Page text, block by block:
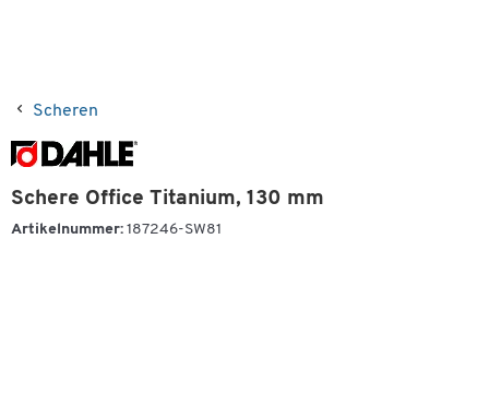
Scheren
Schere Office Titanium, 130 mm
Artikelnummer: 187246-SW81